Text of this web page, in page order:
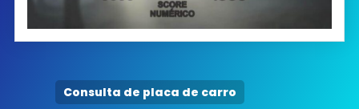
Consulta de placa de carro